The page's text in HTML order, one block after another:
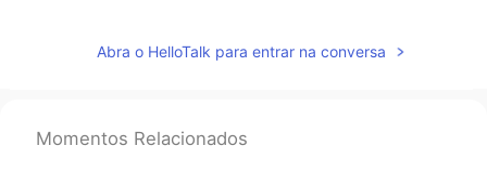
Abra o HelloTalk para entrar na conversa
Momentos Relacionados